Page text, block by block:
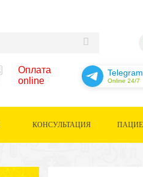
Оплата
online
Online 24/7
КОНСУЛЬТАЦИЯ